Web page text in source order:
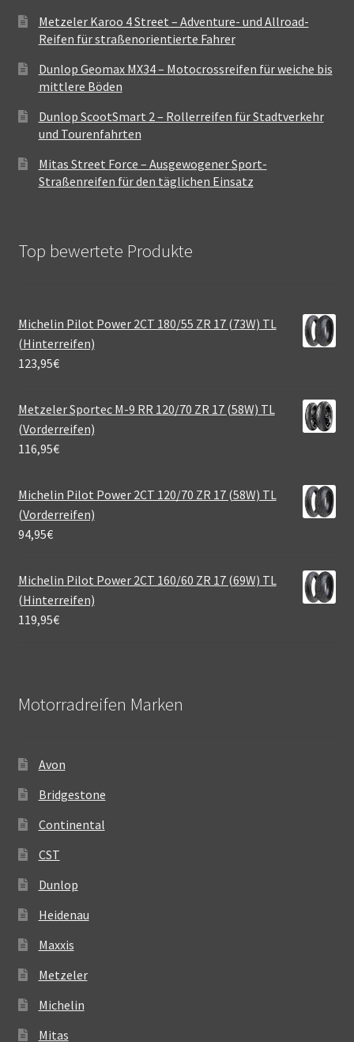
Metzeler Karoo 4 Street – Adventure- und Allroad-
Reifen für straßenorientierte Fahrer
Dunlop Geomax MX34 – Motocrossreifen für weiche bis
mittlere Böden
Dunlop ScootSmart 2 – Rollerreifen für Stadtverkehr
und Tourenfahrten
Mitas Street Force – Ausgewogener Sport-
Straßenreifen für den täglichen Einsatz
Top bewertete Produkte
Michelin Pilot Power 2CT 180/55 ZR 17 (73W) TL
(Hinterreifen)
123,95€
Metzeler Sportec M-9 RR 120/70 ZR 17 (58W) TL
(Vorderreifen)
116,95€
Michelin Pilot Power 2CT 120/70 ZR 17 (58W) TL
(Vorderreifen)
94,95€
Michelin Pilot Power 2CT 160/60 ZR 17 (69W) TL
(Hinterreifen)
119,95€
Motorradreifen Marken
Avon
Bridgestone
Continental
CST
Dunlop
Heidenau
Maxxis
Metzeler
Michelin
Mitas